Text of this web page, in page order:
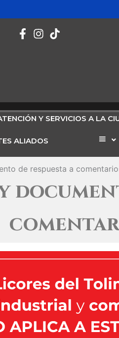
Y SERVICIOS A LA
ALIADOS
de respuesta a